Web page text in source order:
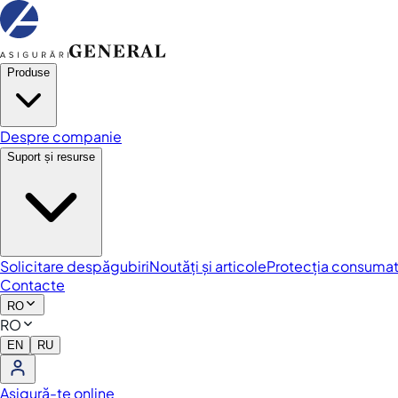
Produse
Despre companie
Suport și resurse
Solicitare despăgubiriNoutăți și articoleProtecția
Contacte
RO
RO
EN RU
Asigură-te online